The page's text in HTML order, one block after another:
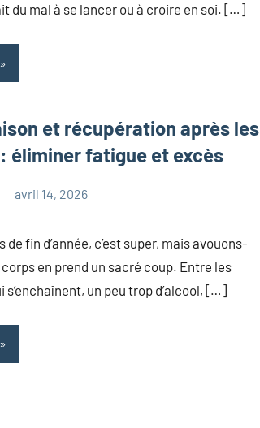
du mal à se lancer ou à croire en soi. […]
et récupération après les
éliminer fatigue et excès
avril 14, 2026
de fin d’année, c’est super, mais avouons-
en prend un sacré coup. Entre les
s’enchaînent, un peu trop d’alcool, […]